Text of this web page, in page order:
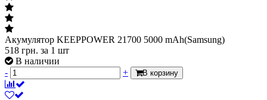
Акумулятор KEEPPOWER 21700 5000 mAh(Samsung)
518 грн. за 1 шт
В наличии
-
+ В корзину